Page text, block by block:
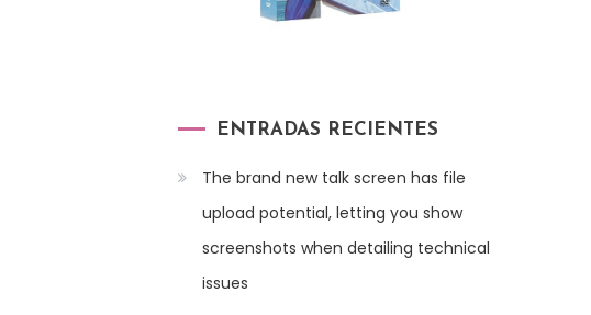
ENTRADAS RECIENTES
The brand new talk screen has file
upload potential, letting you show
screenshots when detailing technical
issues